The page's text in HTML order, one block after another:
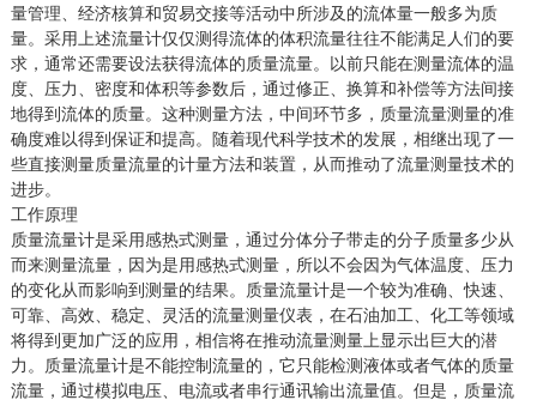
量管理、经济核算和贸易交接等活动中所涉及的流体量一般多为质
量。采用上述流量计仅仅测得流体的体积流量往往不能满足人们的要
求，通常还需要设法获得流体的质量流量。以前只能在测量流体的温
度、压力、密度和体积等参数后，通过修正、换算和补偿等方法间接
地得到流体的质量。这种测量方法，中间环节多，质量流量测量的准
确度难以得到保证和提高。随着现代科学技术的发展，相继出现了一
些直接测量质量流量的计量方法和装置，从而推动了流量测量技术的
进步。
工作原理
质量流量计是采用感热式测量，通过分体分子带走的分子质量多少从
而来测量流量，因为是用感热式测量，所以不会因为气体温度、压力
的变化从而影响到测量的结果。质量流量计是一个较为准确、快速、
可靠、高效、稳定、灵活的流量测量仪表，在石油加工、化工等领域
将得到更加广泛的应用，相信将在推动流量测量上显示出巨大的潜
力。质量流量计是不能控制流量的，它只能检测液体或者气体的质量
流量，通过模拟电压、电流或者串行通讯输出流量值。但是，质量流